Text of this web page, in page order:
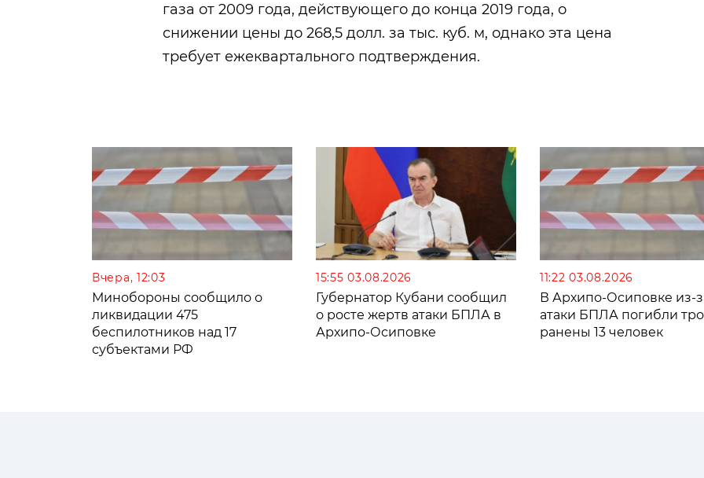
газа от 2009 года, действующего до конца 2019 года, о
снижении цены до 268,5 долл. за тыс. куб. м, однако эта цена
требует ежеквартального подтверждения.
Вчера, 12:03
Минобороны сообщило о
ликвидации 475
беспилотников над 17
субъектами РФ
15:55 03.08.2026
Губернатор Кубани сообщил
о росте жертв атаки БПЛА в
Архипо-Осиповке
11:22 03.08.2026
В Архипо-Осиповке из-
атаки БПЛА погибли
ранены 13 человек